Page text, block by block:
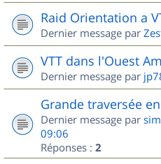
Raid Orientation a
Dernier message par
VTT dans l'Ouest
Dernier message par
Grande traversée
Dernier message par
09:06
Réponses : 2